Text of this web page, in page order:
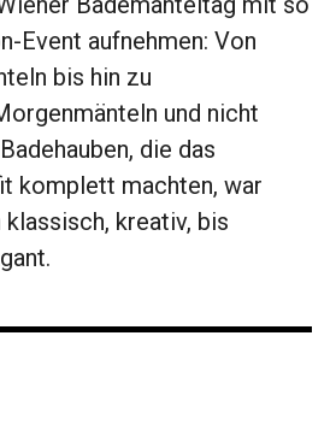
Event aufnehmen: Von
bis hin zu
und nicht
die das
komplett machten, war
kreativ, bis